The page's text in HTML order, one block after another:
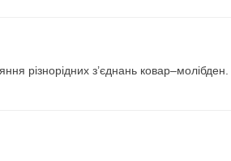
різнорідних з’єднань ковар–молібден.